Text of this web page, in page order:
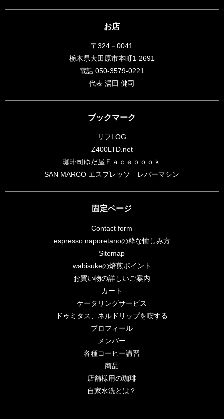
お店
〒324－0041
栃木県大田原市本町1-2691
電話 050-3579-0221
代表 湯田 健司
ブックマーク
リフLOG
Z400LTD.net
珈琲司ゆだ屋Ｆａｃｅｂｏｏｋ
SAN MARCO エスプレッソ レバーマシン
固定ページ
Contact form
espresso naporetanoの粋な愉しみ方
Sitemap
wabisukeの焙煎ポイント
お買い物の詳しいご案内
カート
ケータリングサービス
ドゥミタス、ネルドリップを喫する
プロフィール
メンバー
各種コーヒー講習
商品
店舗様用の珈琲
自家水洗とは？